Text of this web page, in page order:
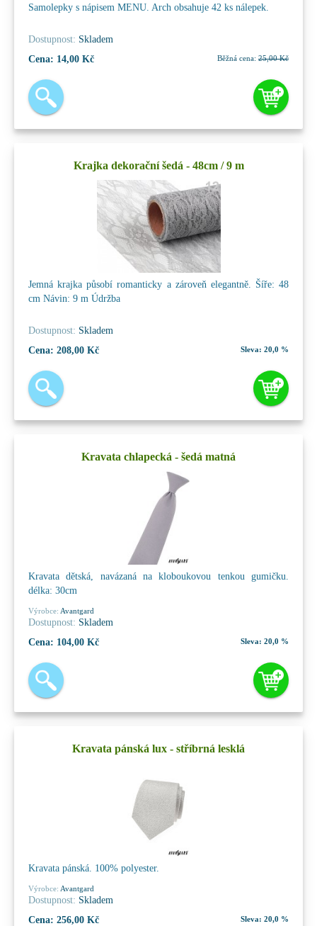
Samolepky s nápisem MENU. Arch obsahuje 42 ks nálepek.
Dostupnost: Skladem
Cena: 14,00 Kč Běžná cena: 25,00 Kč
Krajka dekorační šedá - 48cm / 9 m
Jemná krajka působí romanticky a zároveň elegantně. Šíře: 48
cm Návin: 9 m Údržba
Dostupnost: Skladem
Cena: 208,00 Kč Sleva: 20,0 %
Kravata chlapecká - šedá matná
Kravata dětská, navázaná na kloboukovou tenkou gumičku.
délka: 30cm
Výrobce: Avantgard
Dostupnost: Skladem
Cena: 104,00 Kč Sleva: 20,0 %
Kravata pánská lux - stříbrná lesklá
Kravata pánská. 100% polyester.
Výrobce: Avantgard
Dostupnost: Skladem
Cena: 256,00 Kč Sleva: 20,0 %